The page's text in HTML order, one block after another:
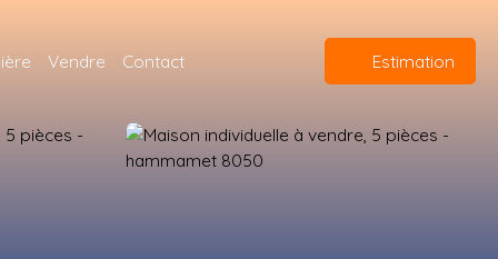
Vendre Contact Estimation